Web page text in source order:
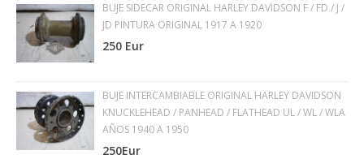
BUJE SIDECAR ORIGINAL HARLEY DAVIDSON F / FD / J /
JD PINTURA ORIGINAL 1917 A 1920
250 Eur
BUJE INTERCAMBIABLE ORIGINAL HARLEY DAVIDSON
KNUCKLEHEAD / PANHEAD / FLATHEAD UL / WL / WLA
AÑOS 1940 A 1950
250Eur